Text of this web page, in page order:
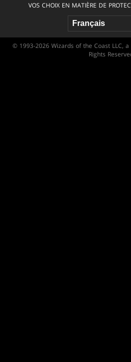
VOS CHOIX EN MATIÈRE DE
© 1993-2026 Wizards of the Coast LLC,
Rights